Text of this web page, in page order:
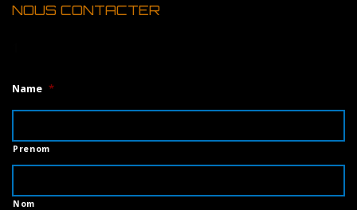
NOUS CONTACTER
Name *
Prenom
Nom